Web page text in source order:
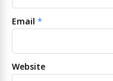
Email *
Website